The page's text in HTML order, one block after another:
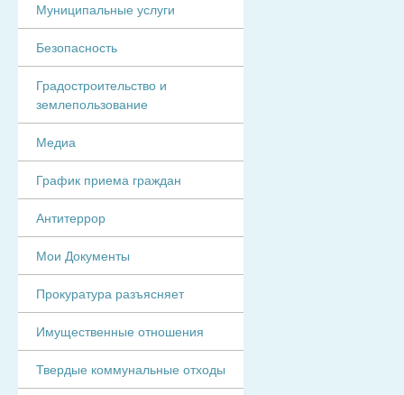
Муниципальные услуги
Безопасность
Градостроительство и
землепользование
Медиа
График приема граждан
Антитеррор
Мои Документы
Прокуратура разъясняет
Имущественные отношения
Твердые коммунальные отходы